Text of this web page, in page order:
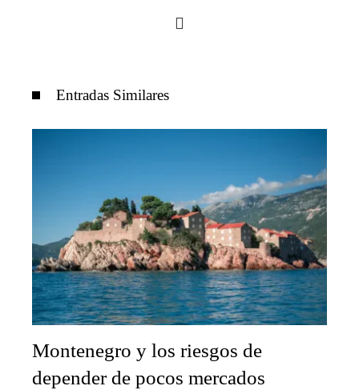
Entradas Similares
Montenegro y los riesgos de
depender de pocos mercados